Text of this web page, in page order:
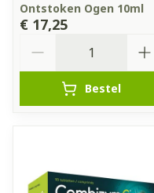
Ontstoken Ogen 10ml
€ 17,25
Bestel